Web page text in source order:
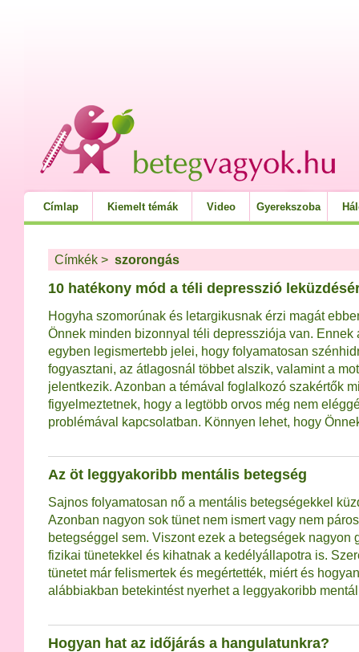
Címlap Kiemelt témák Video Gyerekszoba
Címkék > szorongás
10 hatékony mód a téli depresszió
Hogyha szomorúnak és letargikusnak érzi magát
Önnek minden bizonnyal téli depressziója van. Ennek
egyben legismertebb jelei, hogy folyamatosan
fogyasztani, az átlagosnál többet alszik, valamint a
jelentkezik. Azonban a témával foglalkozó szakértők
figyelmeztetnek, hogy a legtöbb orvos még nem
problémával kapcsolatban. Könnyen lehet, hogy
Az öt leggyakoribb mentális betegség
Sajnos folyamatosan nő a mentális betegségekkel
Azonban nagyon sok tünet nem ismert vagy nem
betegséggel sem. Viszont ezek a betegségek nagyon
fizikai tünetekkel és kihatnak a kedélyállapotra is.
tünetet már felismertek és megértették, miért és
alábbiakban betekintést nyerhet a leggyakoribb
Hogyan hat az időjárás a hangulatunkra?